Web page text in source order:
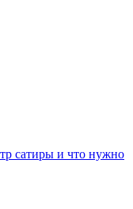
сатиры и что нужно